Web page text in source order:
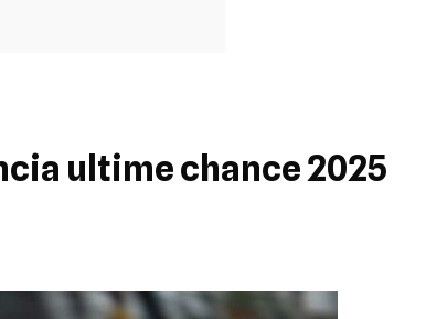
ultime chance 2025